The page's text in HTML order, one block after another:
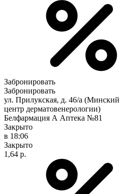
Забронировать
Забронировать
ул. Прилукская, д. 46/а (Минский
центр дерматовенерологии)
Белфармация А Аптека №81
Закрыто
в 18:06
Закрыто
1,64 р.